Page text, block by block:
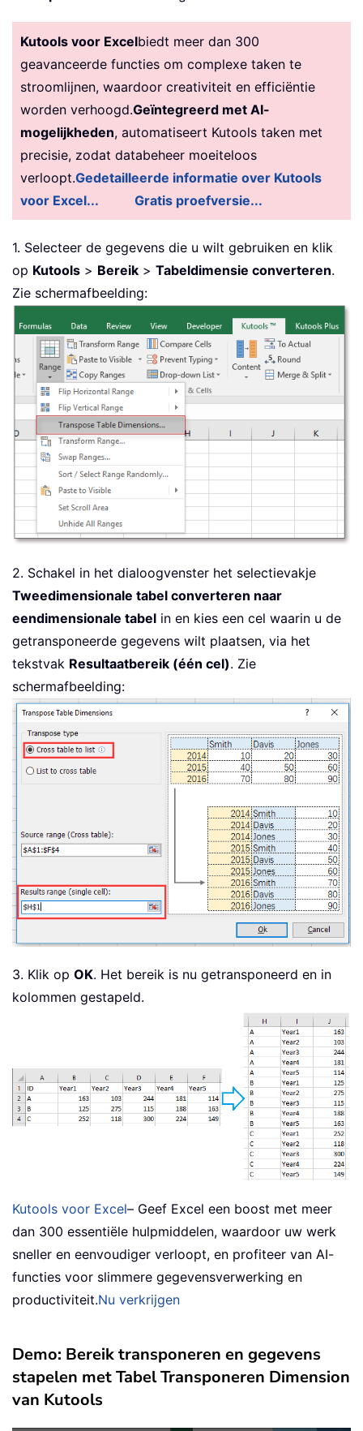
Kutools voor Excelbiedt meer dan 300
geavanceerde functies om complexe taken te
stroomlijnen, waardoor creativiteit en efficiëntie
worden verhoogd.Geïntegreerd met AI-
mogelijkheden, automatiseert Kutools taken met
precisie, zodat databeheer moeiteloos
verloopt.Gedetailleerde informatie over Kutools
voor Excel...
Gratis proefversie...
1. Selecteer de gegevens die u wilt gebruiken en klik
op Kutools > Bereik > Tabeldimensie converteren.
Zie schermafbeelding:
2. Schakel in het dialoogvenster het selectievakje
Tweedimensionale tabel converteren naar
eendimensionale tabel in en kies een cel waarin u de
getransponeerde gegevens wilt plaatsen, via het
tekstvak Resultaatbereik (één cel). Zie
schermafbeelding:
3. Klik op OK. Het bereik is nu getransponeerd en in
kolommen gestapeld.
Kutools voor Excel– Geef Excel een boost met meer
dan 300 essentiële hulpmiddelen, waardoor uw werk
sneller en eenvoudiger verloopt, en profiteer van AI-
functies voor slimmere gegevensverwerking en
productiviteit.Nu verkrijgen
Demo: Bereik transponeren en gegevens
stapelen met Tabel Transponeren Dimension
van Kutools